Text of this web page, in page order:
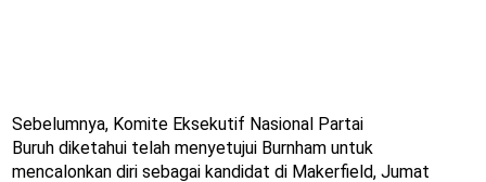
Sebelumnya, Komite Eksekutif Nasional Partai
Buruh diketahui telah menyetujui Burnham untuk
mencalonkan diri sebagai kandidat di Makerfield, Jumat